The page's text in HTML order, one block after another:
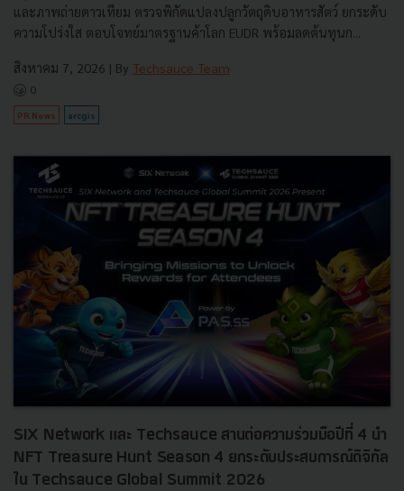
และภาพถ่ายดาวเทียม ตรวจพิกัดแปลงปลูกวัตถุดิบอาหารสัตว์ ยกระดับ
ความโปร่งใส ตอบโจทย์มาตรฐานค้าโลก EUDR พร้อมลดต้นทุนก...
สิงหาคม 7, 2026 | By Techsauce Team
0
PR News arcgis
SIX Network และ Techsauce สานต่อความร่วมมือปีที่ 4 นำ
NFT Treasure Hunt Season 4 ยกระดับประสบการณ์ดิจิทัล
ใน Techsauce Global Summit 2026